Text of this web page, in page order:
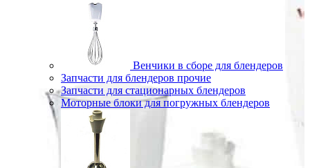
Венчики в сборе для блендеров
Запчасти для блендеров прочие
Запчасти для стационарных блендеров
Моторные блоки для погружных блендеров